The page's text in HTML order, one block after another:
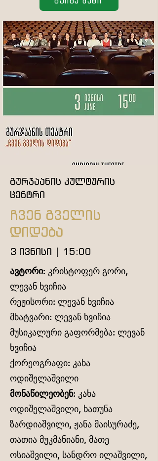
გურჯაანის კულტურის
ცენტრი
ჩვენ გველის
დიდება
3 ივნისი | 15:00
ავტორი: კრისტოფერ გორი,
ლევან ხვიჩია
რეჟისორი: ლევან ხვიჩია
მხატვარი: ლევან ხვიჩია
მუსიკალური გაფორმება: ლევან
ხვიჩია
ქორეოგრაფი: კახა
ოდიშელაშვილი
მონაწილეობენ: კახა
ოდიშელაშვილი, ხათუნა
ზარდიაშვილი, ჟანა მაისურაძე,
თათია მუკმანიანი, მათე
ოსიაშვილი, სანდრო ილაშვილი,